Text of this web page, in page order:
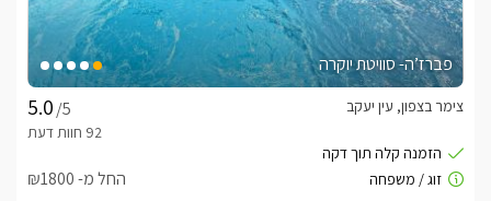
אחוזת שבעת הכוכבים מציעה כתוספת לחופשה ארוחות בוקר
שיוגשו לכם אל הסוויטה. קבוצות ומשפחות המשכירות את כל
בנוסף, לרשות אורחי האחוזה עומד מטבח גדול ומאובזר לבישול וכן
בה יכולים לעשות שימוש חופשי כל אורחי האחוזה.
פברז’ה- סוויטת יוקרה
/5
צימר בצפון, עין יעקב
החל מ- ₪1800